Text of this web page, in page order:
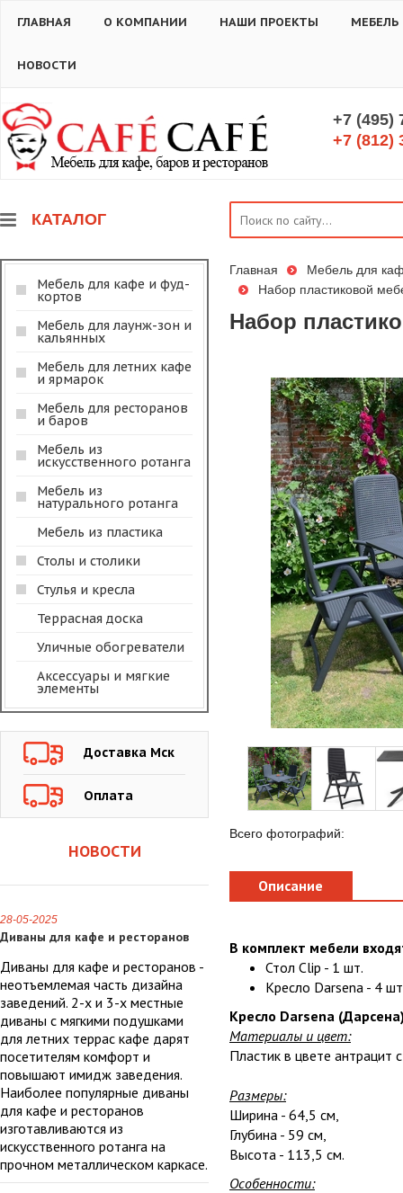
ГЛАВНАЯ О КОМПАНИИ НАШИ ПРОЕКТЫ
НОВОСТИ
+7 (495)
+7 (812)
КАТАЛОГ
Мебель для кафе и фуд-
кортов
Мебель для лаунж-зон и
кальянных
Мебель для летних кафе
и ярмарок
Мебель для ресторанов
и баров
Мебель из
искусственного ротанга
Мебель из
натурального ротанга
Мебель из пластика
Столы и столики
Стулья и кресла
Террасная доска
Уличные обогреватели
Аксессуары и мягкие
элементы
Доставка Мск
Оплата
НОВОСТИ
28-05-2025
Диваны для кафе и ресторанов
Диваны для кафе и ресторанов -
неотъемлемая часть дизайна
заведений. 2-х и 3-х местные
диваны с мягкими подушками
для летних террас кафе дарят
посетителям комфорт и
повышают имидж заведения.
Наиболее популярные диваны
для кафе и ресторанов
изготавливаются из
искусственного ротанга на
прочном металлическом каркасе.
Главная
Мебель для
Набор пластиковой
Набор
Всего фотографий:
Описание
В комплект мебели
Стол Clip - 1 шт.
Кресло Darsena - 4
Кресло Darsena
Материалы и цвет:
Пластик в цвете антрацит
Размеры:
Ширина - 64,5 см,
Глубина - 59 см,
Высота - 113,5 см.
Особенности: